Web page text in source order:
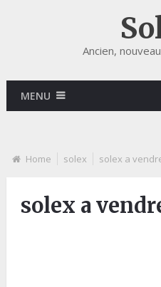
Ancien,
MENU
Home solex solex a
solex a